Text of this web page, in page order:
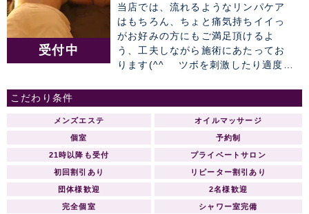
受付中
当店では、流れるようなリンパケア
はもちろん、ちょと痛気持ちイイっ
がお好みの方にもご満足頂けるよ
う、工夫しながら施術にあたってお
ります(^^ゞ ツボを刺激したり適度な
お疲れもスッキリすること間違いな
し♪ 楽な体勢で長時間寛いで頂き易
い、お布団タイプの広々としたマッ
トレスもウリの1つで、 飾りすぎない
程度の心地いい空間で全身のボディ
こだわり条件
メンズエステ オイルマッサージ
個室 予約制
21時以降も受付 プライベートサロン
初回割引あり リピーター割引あり
団体様歓迎 2名様歓迎
完全個室 シャワー室完備